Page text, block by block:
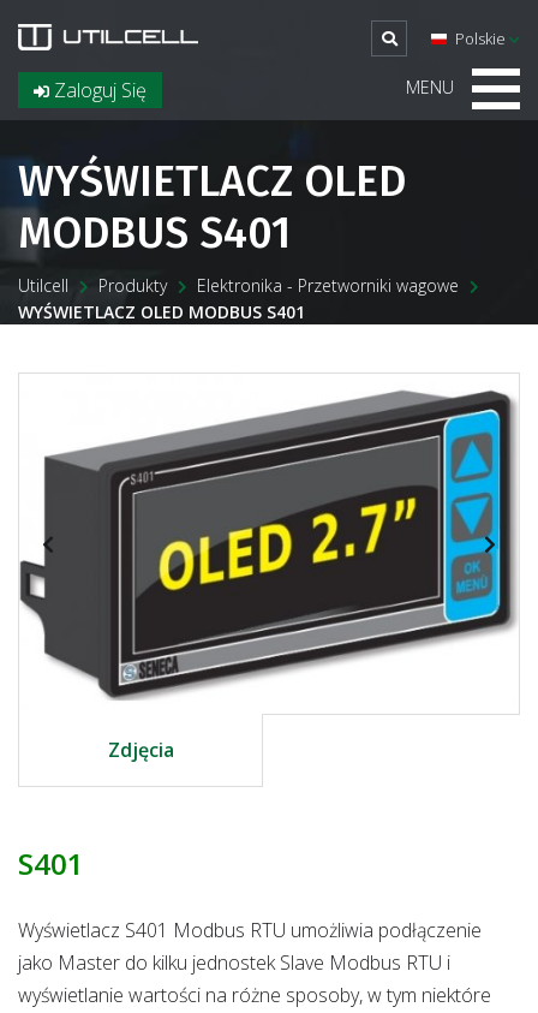
Zaloguj Się
Polskie
MENU
WYŚWIETLACZ OLED
MODBUS S401
Utilcell Produkty
Elektronika - Przetworniki wagowe
WYŚWIETLACZ OLED MODBUS S401
Zdjęcia
S401
Wyświetlacz S401 Modbus RTU umożliwia podłączenie
jako Master do kilku jednostek Slave Modbus RTU i
wyświetlanie wartości na różne sposoby, w tym niektóre